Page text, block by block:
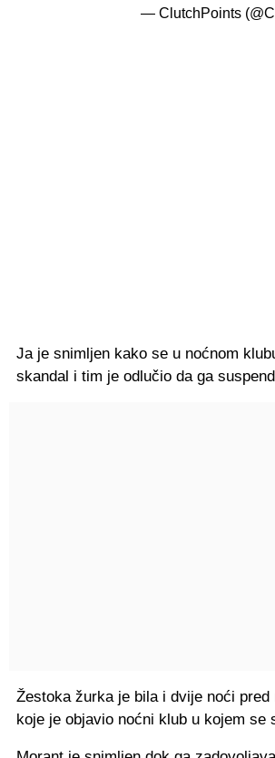
— ClutchPoints
Ja je snimljen kako se u noćnom
skandal i tim je odlučio da ga
Žestoka žurka je bila i dvije noći
koje je objavio noćni klub u kojem